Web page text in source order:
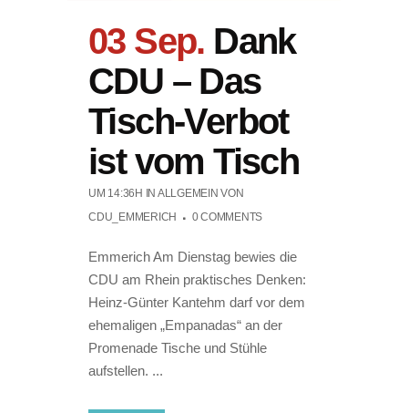
03 Sep. Dank
CDU – Das
Tisch-Verbot
ist vom Tisch
UM 14:36H IN ALLGEMEINVON
CDU_EMMERICH
0 COMMENTS
Emmerich Am Dienstag bewies die
CDU am Rhein praktisches Denken:
Heinz-Günter Kantehm darf vor dem
ehemaligen „Empanadas“ an der
Promenade Tische und Stühle
aufstellen. ...